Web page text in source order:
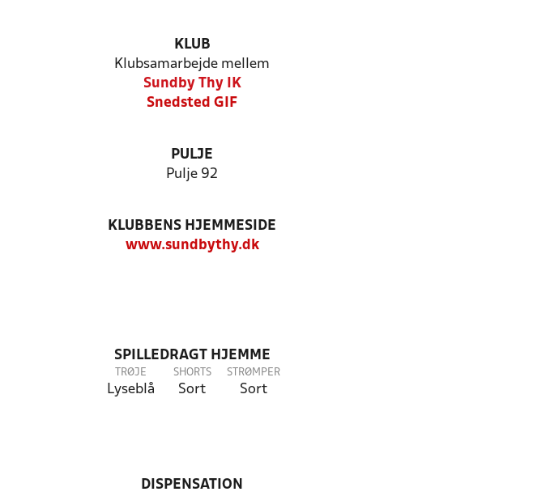
KLUB
Klubsamarbejde mellem
Sundby Thy IK
Snedsted GIF
PULJE
Pulje 92
KLUBBENS HJEMMESIDE
www.sundbythy.dk
SPILLEDRAGT HJEMME
TRØJE
Lyseblå
SHORTS
Sort
STRØMPER
Sort
DISPENSATION